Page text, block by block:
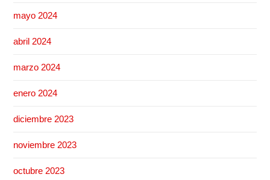
mayo 2024
abril 2024
marzo 2024
enero 2024
diciembre 2023
noviembre 2023
octubre 2023